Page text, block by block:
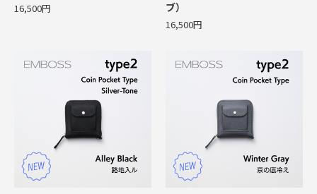
16,500円
ブ）
16,500円